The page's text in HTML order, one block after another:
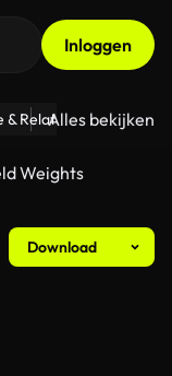
Inloggen
& Relaties - Fitness
Alles bekijken
Weights
Download